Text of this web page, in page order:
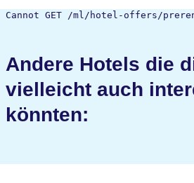
Cannot GET /ml/hotel-offers/
Andere Hotels die
vielleicht auch
könnten: